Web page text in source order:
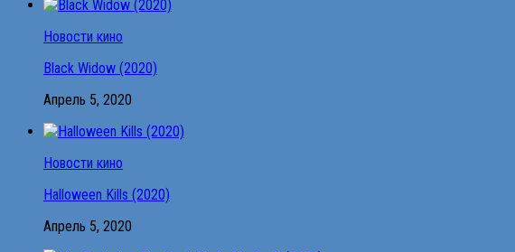
Новости кино
Black Widow (2020)
Апрель 5, 2020
Новости кино
Halloween Kills (2020)
Апрель 5, 2020